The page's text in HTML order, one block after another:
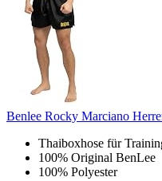
Benlee Rocky Marciano
Thaiboxhose für
100% Original BenLee
100% Polyester